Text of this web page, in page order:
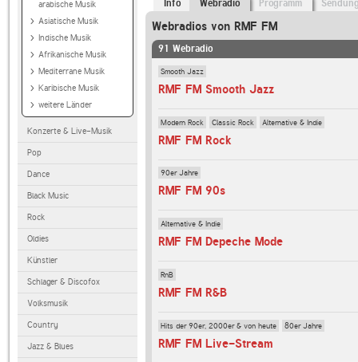
arabische Musik
Asiatische Musik
Indische Musik
Afrikanische Musik
Mediterrane Musik
Karibische Musik
weitere Länder
Konzerte & Live-Musik
Pop
Dance
Black Music
Rock
Oldies
Künstler
Schlager & Discofox
Volksmusik
Country
Jazz & Blues
Info Webradio Programm
Webradios von RMF FM
91 Webradio
Smooth Jazz
RMF FM Smooth Jazz
Modern Rock Classic Rock Alternative & Indie
RMF FM Rock
90er Jahre
RMF FM 90s
Alternative & Indie
RMF FM Depeche Mode
RnB
RMF FM R&B
Hits der 90er, 2000er & von heute 80er Jahre
RMF FM Live-Stream